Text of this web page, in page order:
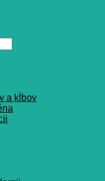
a kĺbov